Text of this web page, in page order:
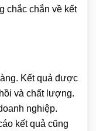
chắc chắn về kết
Kết quả được
và chất lượng.
nghiệp.
kết quả cũng